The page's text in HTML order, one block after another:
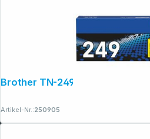
Brother TN-249 Y Toner yellow
Artikel-Nr.:250905